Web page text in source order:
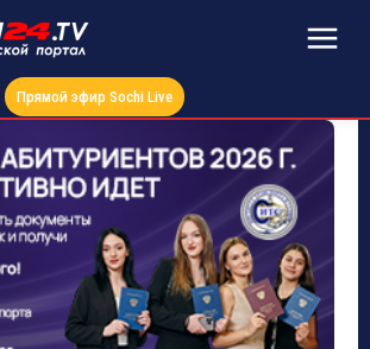
Прямой эфир Sochi Live